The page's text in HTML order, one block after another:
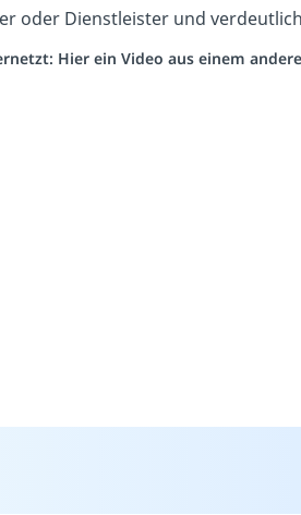
oder Dienstleister und
Hier ein Video aus einem